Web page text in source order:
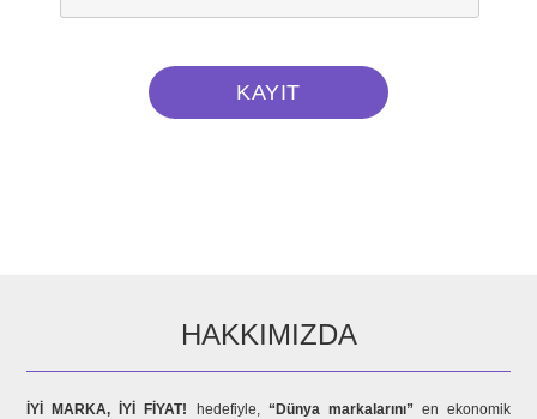
HAKKIMIZDA
İYİ MARKA, İYİ FİYAT! hedefiyle, “Dünya markalarını” en ekonomik